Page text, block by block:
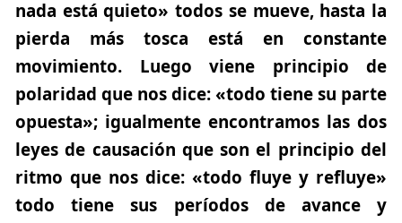
nada está quieto» todos se mueve, hasta la
pierda más tosca está en constante
movimiento. Luego viene principio de
polaridad que nos dice: «todo tiene su parte
opuesta»; igualmente encontramos las dos
leyes de causación que son el principio del
ritmo que nos dice: «todo fluye y refluye»
todo tiene sus períodos de avance y